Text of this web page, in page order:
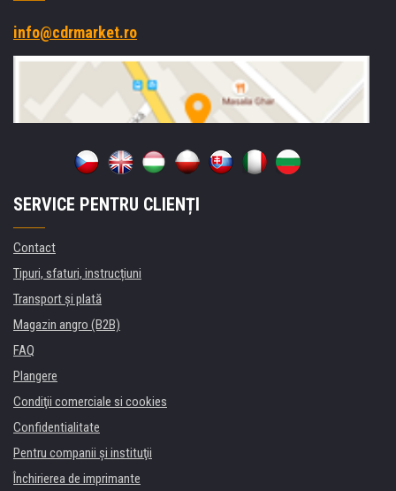
info@cdrmarket.ro
SERVICE PENTRU CLIENȚI
Contact
Tipuri, sfaturi, instrucțiuni
Transport şi plată
Magazin angro (B2B)
FAQ
Plangere
Condiţii comerciale si cookies
Confidentialitate
Pentru companii și instituţii
Închirierea de imprimante